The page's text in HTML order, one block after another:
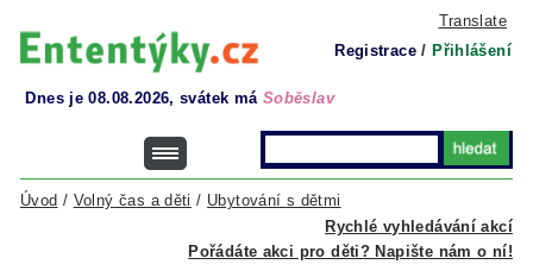
Translate
Registrace / Přihlášení
Dnes je 08.08.2026, svátek má Soběslav
Rychlé vyhledávání akcí
Úvod / Volný čas a děti / Ubytování s dětmi
Pořádáte akci pro děti? Napište nám o ní!